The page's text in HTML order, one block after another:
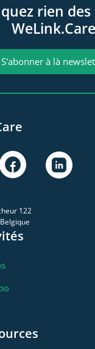
rien
WeLink.Care
S'abonner à là
122